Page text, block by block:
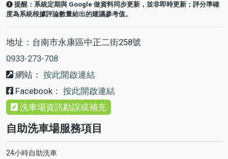
提醒：系統定期與 Google 做資料同步更新，並非即時更新；評分準確
度為系統根據評論數量給出的建議參考值。
地址：台南市永康區中正二街258號
0933-273-708
網站： 按此開啟連結
Facebook： 按此開啟連結
洗車場資訊勘誤或補充
自助洗車場服務項目
24小時自助洗車